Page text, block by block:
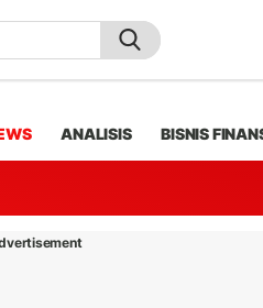
ANALISIS BISNIS